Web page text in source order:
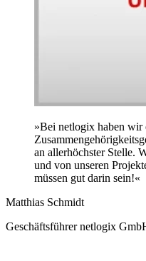
»Bei netlogix haben wir
an allerhöchster Stelle.
und von unseren
müssen gut darin sein!«
Matthias Schmidt
Geschäftsführer netlogix